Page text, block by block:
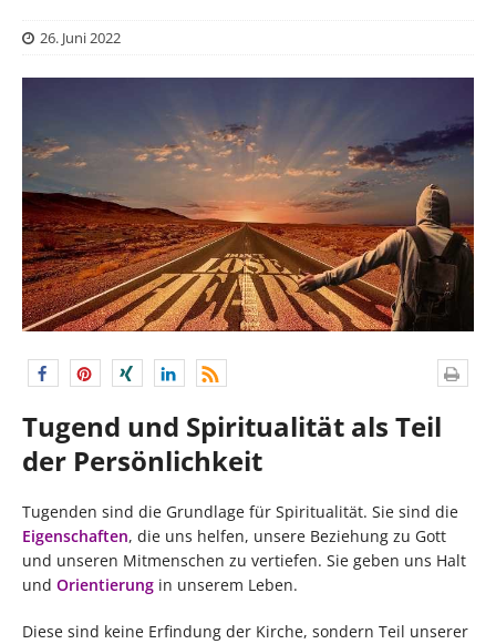
26. Juni 2022
Tugend und Spiritualität als Teil
der Persönlichkeit
Tugenden sind die Grundlage für Spiritualität. Sie sind die
Eigenschaften, die uns helfen, unsere Beziehung zu Gott
und unseren Mitmenschen zu vertiefen. Sie geben uns Halt
und Orientierung in unserem Leben.
Diese sind keine Erfindung der Kirche, sondern Teil unserer